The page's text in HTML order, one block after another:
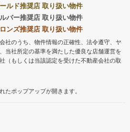
ルド推奨店 取り扱い物件
バー推奨店 取り扱い物件
ンズ推奨店 取り扱い物件
社のうち、物件情報の正確性、法令遵守、ヤ
当社所定の基準を満たした優良な店舗運営を
（もしくは当該認定を受けた不動産会社の取
たポップアップが開きます。